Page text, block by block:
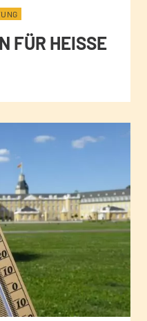
FÜR HEISSE T